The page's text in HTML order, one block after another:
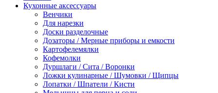
Кухонные аксессуары
Венчики
Для нарезки
Доски разделочные
Дозаторы / Мерные приборы и емкости
Картофелемялки
Кофемолки
Дуршлаги / Сита / Воронки
Ложки кулинарные / Шумовки / Щипцы
Лопатки / Шпатели / Кисти